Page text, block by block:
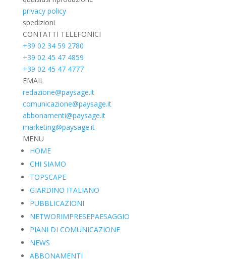
privacy policy
spedizioni
CONTATTI TELEFONICI
+39 02 34 59 2780
+39 02 45 47 4859
+39 02 45 47 4777
EMAIL
redazione@paysage.it
comunicazione@paysage.it
abbonamenti@paysage.it
marketing@paysage.it
MENU
HOME
CHI SIAMO
TOPSCAPE
GIARDINO ITALIANO
PUBBLICAZIONI
NETWORIMPRESEPAESAGGIO
PIANI DI COMUNICAZIONE
NEWS
ABBONAMENTI